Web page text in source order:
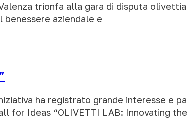
trionfa alla gara di disputa
benessere aziendale e
ha registrato grande interesse e
for Ideas “OLIVETTI LAB: Innovating